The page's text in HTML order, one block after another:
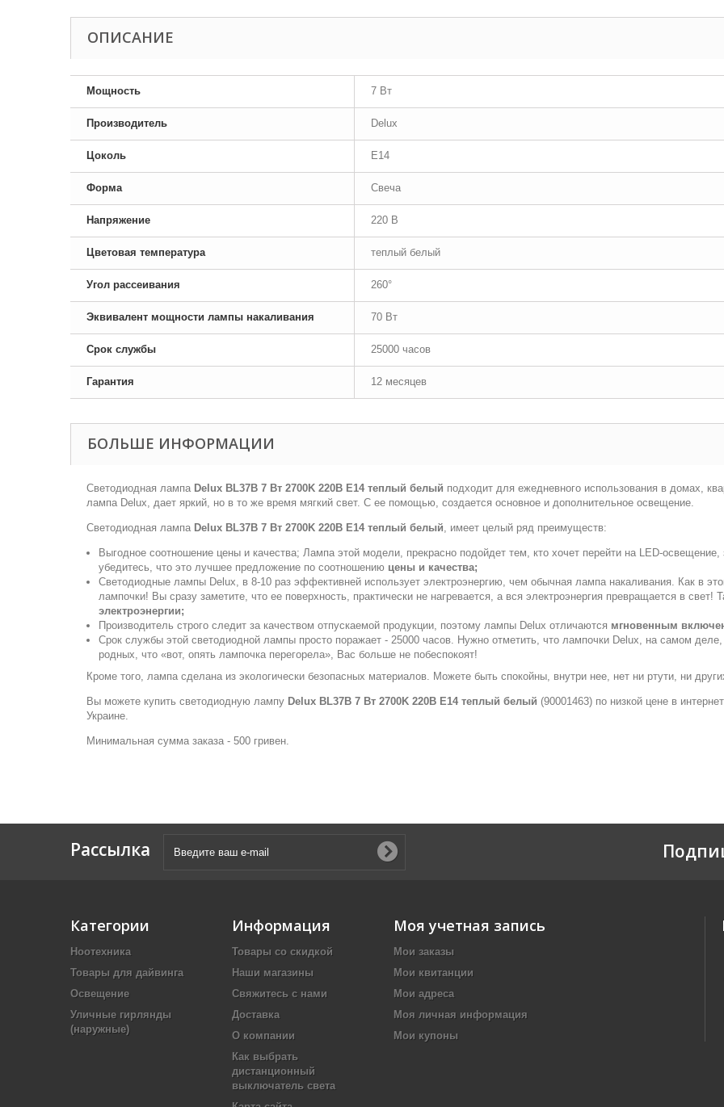
ОПИСАНИЕ
Мощность 7 Вт
Производитель Delux
Цоколь E14
Форма Свеча
Напряжение 220 В
Цветовая температура теплый белый
Угол рассеивания 260°
Эквивалент мощности лампы накаливания 70 Вт
Срок службы 25000 часов
Гарантия 12 месяцев
БОЛЬШЕ ИНФОРМАЦИИ
Светодиодная лампа Delux BL37B 7 Вт 2700K 220В E14 теплый белый подходит для ежедневного использования в домах,
лампа Delux, дает яркий, но в то же время мягкий свет. С ее помощью, создается основное и дополнительное освещение.
Светодиодная лампа Delux BL37B 7 Вт 2700K 220В E14 теплый белый, имеет целый ряд преимуществ:
Выгодное соотношение цены и качества; Лампа этой модели, прекрасно подойдет тем, кто хочет перейти на LED-
убедитесь, что это лучшее предложение по соотношению цены и качества;
Светодиодные лампы Delux, в 8-10 раз эффективней использует электроэнергию, чем обычная лампа накаливания. Как в
лампочки! Вы сразу заметите, что ее поверхность, практически не нагревается, а вся электроэнергия превращается в
электроэнергии;
Производитель строго следит за качеством отпускаемой продукции, поэтому лампы Delux отличаются мгновенным
Срок службы этой светодиодной лампы просто поражает - 25000 часов. Нужно отметить, что лампочки Delux, на самом деле,
родных, что «вот, опять лампочка перегорела», Вас больше не побеспокоят!
Кроме того, лампа сделана из экологически безопасных материалов. Можете быть спокойны, внутри нее, нет ни ртути, ни
Вы можете купить светодиодную лампу Delux BL37B 7 Вт 2700K 220В E14 теплый белый (90001463) по низкой цене в
Украине.
Минимальная сумма заказа - 500 гривен.
Рассылка
Категории
Ноотехника
Товары для дайвинга
Освещение
Уличные гирлянды
(наружные)
Информация
Товары со скидкой
Наши магазины
Свяжитесь с нами
Доставка
О компании
Как выбрать
дистанционный
выключатель света
Моя учетная запись
Мои заказы
Мои квитанции
Мои адреса
Моя личная информация
Мои купоны